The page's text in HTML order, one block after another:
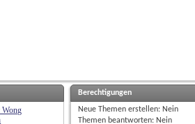
Berechtigungen
Neue Themen erstellen: Nein
Themen beantworten: Nein